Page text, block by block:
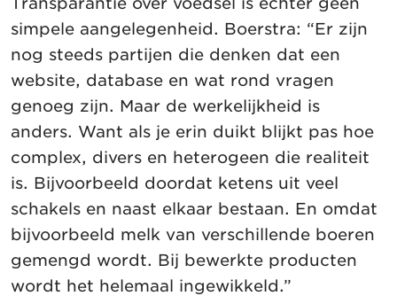
simpele aangelegenheid. Boerstra: “Er zijn
nog steeds partijen die denken dat een
website, database en wat rond vragen
genoeg zijn. Maar de werkelijkheid is
anders. Want als je erin duikt blijkt pas hoe
complex, divers en heterogeen die realiteit
is. Bijvoorbeeld doordat ketens uit veel
schakels en naast elkaar bestaan. En omdat
bijvoorbeeld melk van verschillende boeren
gemengd wordt. Bij bewerkte producten
wordt het helemaal ingewikkeld.”